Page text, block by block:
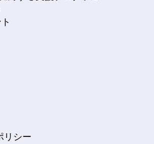
リシー